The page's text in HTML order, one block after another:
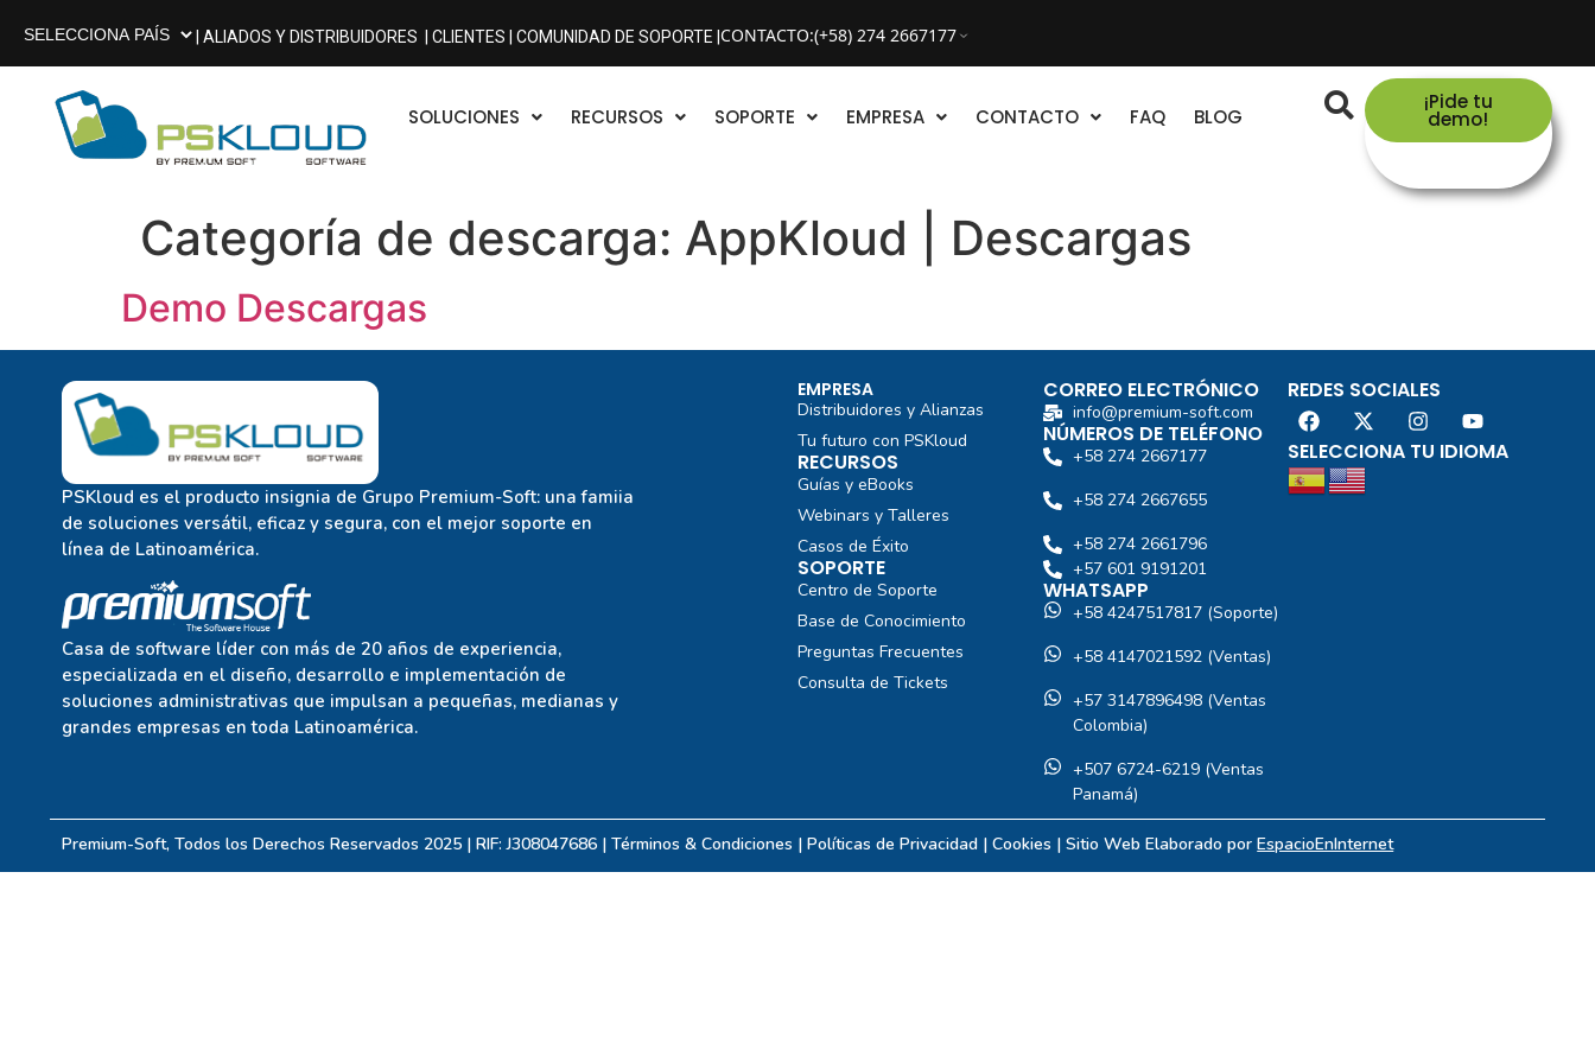
| ALIADOS Y DISTRIBUIDORES | CLIENTES | COMUNIDAD DE SOPORTE | CONTACTO:(+58) 274 2667177
SOLUCIONES RECURSOS SOPORTE EMPRESA CONTACTO FAQ BLOG
¡Pide tu
demo!
Categoría de descarga: AppKloud | Descargas
Demo Descargas
PSKloud es el producto insignia de Grupo Premium-Soft: una famiia
de soluciones versátil, eficaz y segura, con el mejor soporte en
línea de Latinoamérica.
Casa de software líder con más de 20 años de experiencia,
especializada en el diseño, desarrollo e implementación de
soluciones administrativas que impulsan a pequeñas, medianas y
grandes empresas en toda Latinoamérica.
EMPRESA
Distribuidores y Alianzas
Tu futuro con PSKloud
RECURSOS
Guías y eBooks
Webinars y Talleres
Casos de Éxito
SOPORTE
Centro de Soporte
Base de Conocimiento
Preguntas Frecuentes
Consulta de Tickets
CORREO ELECTRÓNICO
info@premium-soft.com
NÚMEROS DE TELÉFONO
+58 274 2667177
+58 274 2667655
+58 274 2661796
+57 601 9191201‬
WHATSAPP
+58 4247517817 (Soporte)
+58 4147021592 (Ventas)
+57 3147896498 (Ventas
Colombia)
+507 6724-6219 (Ventas
Panamá)
REDES SOCIALES
SELECCIONA TU IDIOMA
Premium-Soft, Todos los Derechos Reservados 2025 | RIF: J308047686 | Términos & Condiciones |Políticas de Privacidad | Cookies | Sitio Web Elaborado porEspacioEnInternet